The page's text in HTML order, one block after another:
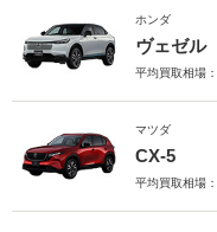
ホンダ
ヴェゼル
平均買取相場：
マツダ
CX-5
平均買取相場：